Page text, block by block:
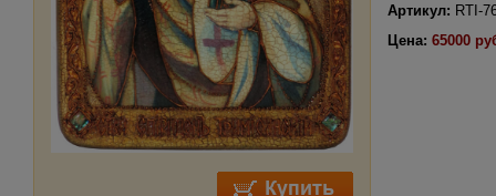
Артикул: RTI-
Цена: 65000